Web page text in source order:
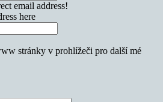
email address!
here
stránky v prohlížeči pro další mé